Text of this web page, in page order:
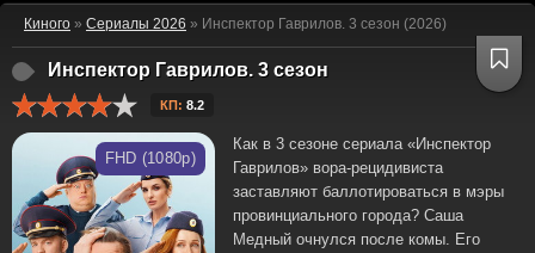
Киного » Сериалы 2026 » Инспектор Гаврилов. 3 сезон (2026)
Инспектор Гаврилов. 3 сезон
КП: 8.2
FHD (1080p)
Как в 3 сезоне сериала «Инспектор
Гаврилов» вора-рецидивиста
заставляют баллотироваться в мэры
провинциального города? Саша
Медный очнулся после комы. Его